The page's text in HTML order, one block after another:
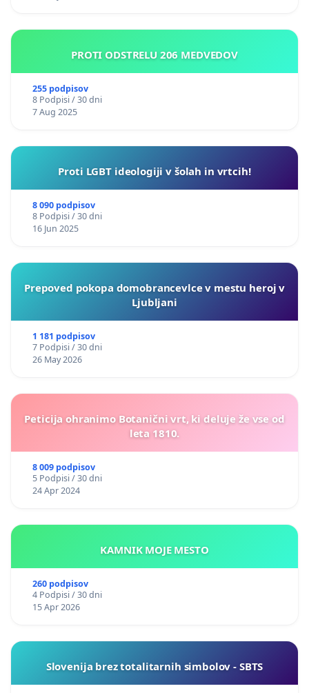
PROTI ODSTRELU 206 MEDVEDOV
255 podpisov
8 Podpisi / 30 dni
7 Aug 2025
Proti LGBT ideologiji v šolah in vrtcih!
8 090 podpisov
8 Podpisi / 30 dni
16 Jun 2025
Prepoved pokopa domobrancevlce v mestu heroj v
Ljubljani
1 181 podpisov
7 Podpisi / 30 dni
26 May 2026
Peticija ohranimo Botanični vrt, ki deluje že vse od
leta 1810.
8 009 podpisov
5 Podpisi / 30 dni
24 Apr 2024
KAMNIK MOJE MESTO
260 podpisov
4 Podpisi / 30 dni
15 Apr 2026
Slovenija brez totalitarnih simbolov - SBTS